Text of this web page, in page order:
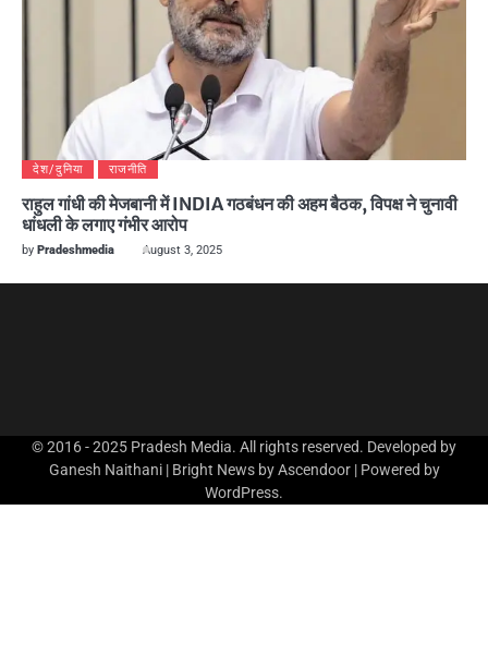
देश/दुनिया राजनीति
राहुल गांधी की मेजबानी में INDIA गठबंधन की अहम बैठक, विपक्ष ने चुनावी
धांधली के लगाए गंभीर आरोप
by Pradeshmedia August 3, 2025
© 2016 - 2025 Pradesh Media. All rights reserved. Developed by
Ganesh Naithani | Bright News byAscendoor| Powered by
WordPress.